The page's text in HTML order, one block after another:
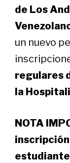
de Los
un nuevo
regulares
la
NOTA